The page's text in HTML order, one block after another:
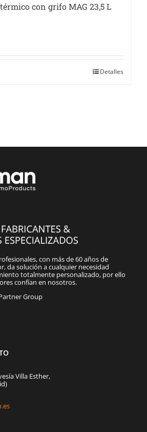
con grifo MAG 23,5 L
Detalles
con más de 60 años de
da solución a cualquier necesidad
totalmente personalizado, por ello
confían en nosotros.
Group
Villa Esther,